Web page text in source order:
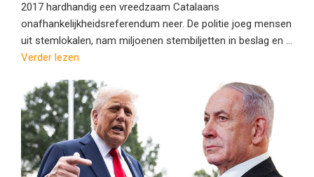
2017 hardhandig een vreedzaam Catalaans
onafhankelijkheidsreferendum neer. De politie joeg mensen
uit stemlokalen, nam miljoenen stembiljetten in beslag en ...
Verder lezen